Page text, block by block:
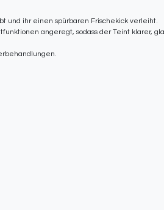
und ihr einen spürbaren Frischekick verleiht.
angeregt, sodass der Teint klarer,